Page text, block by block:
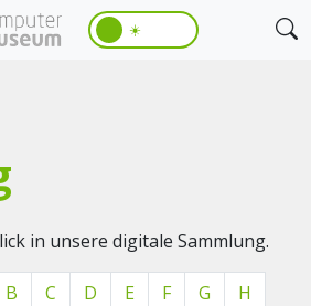
☀️
in unsere digitale Sammlung.
B C D E F G
H